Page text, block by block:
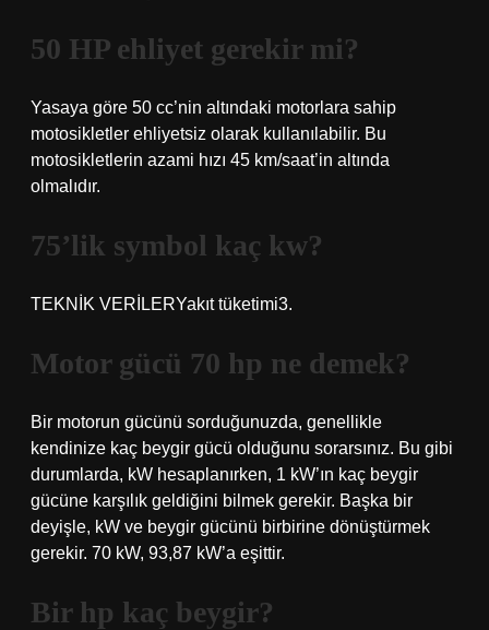
50 HP ehliyet gerekir mi?
Yasaya göre 50 cc’nin altındaki motorlara sahip
motosikletler ehliyetsiz olarak kullanılabilir. Bu
motosikletlerin azami hızı 45 km/saat’in altında
olmalıdır.
75’lik symbol kaç kw?
TEKNİK VERİLERYakıt tüketimi3.
Motor gücü 70 hp ne demek?
Bir motorun gücünü sorduğunuzda, genellikle
kendinize kaç beygir gücü olduğunu sorarsınız. Bu gibi
durumlarda, kW hesaplanırken, 1 kW’ın kaç beygir
gücüne karşılık geldiğini bilmek gerekir. Başka bir
deyişle, kW ve beygir gücünü birbirine dönüştürmek
gerekir. 70 kW, 93,87 kW’a eşittir.
Bir hp kaç beygir?